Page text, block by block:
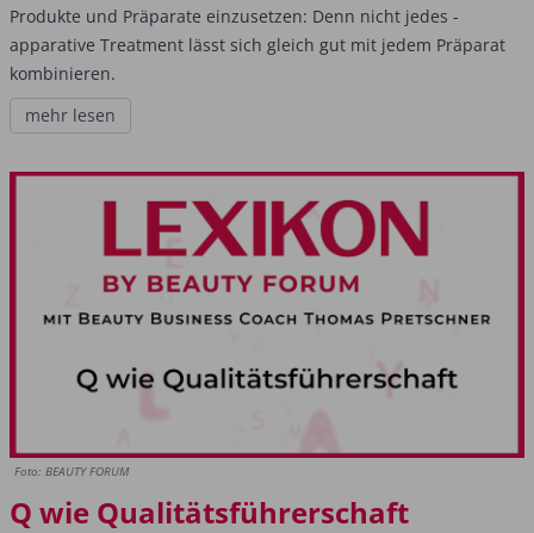
Produkte und Präparate einzusetzen: Denn nicht jedes ­
apparative Treatment lässt sich gleich gut mit jedem Präparat
kombinieren.
mehr lesen
Foto: BEAUTY FORUM
Q wie Qualitätsführerschaft